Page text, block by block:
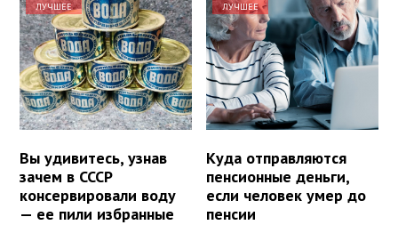
ЛУЧШЕЕ
Вы удивитесь, узнав
зачем в СССР
консервировали воду
— ее пили избранные
ЛУЧШЕЕ
Куда отправляются
пенсионные деньги,
если человек умер до
пенсии